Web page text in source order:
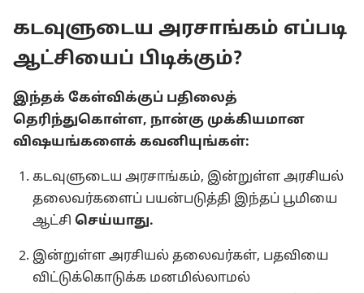
கடவுளுடைய அரசாங்கம் எப்படி
ஆட்சியைப் பிடிக்கும்?
இந்தக் கேள்விக்குப் பதிலைத்
தெரிந்துகொள்ள, நான்கு முக்கியமான
விஷயங்களைக் கவனியுங்கள்:
கடவுளுடைய அரசாங்கம், இன்றுள்ள அரசியல்
தலைவர்களைப் பயன்படுத்தி இந்தப் பூமியை
ஆட்சி செய்யாது.
இன்றுள்ள அரசியல் தலைவர்கள், பதவியை
விட்டுக்கொடுக்க மனமில்லாமல்